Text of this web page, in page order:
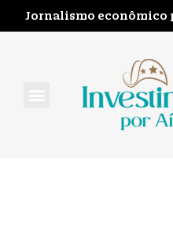
Jornalismo econômico